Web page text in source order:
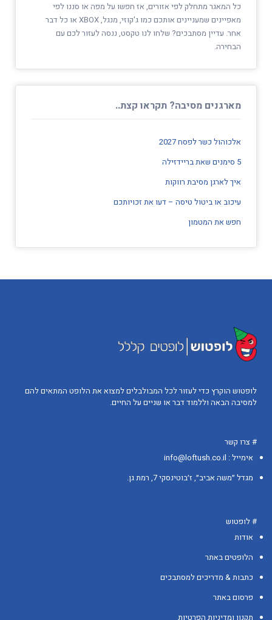
כל המאגר מתחלק לפי אזורים, אז חפשו על מפה או סננו לפי
מאפיינים שמעניינים אותכם כמו ג'קוזי, מנגל, XBOX או כל דבר
אחר. עדיין מסתבכים? שלחו לנו טקסט, ננסה לעזור לכם עם
הבחירה.
מארגנים מסיבה? תקראו קצת..
אלכוהול כשר לפסח 2027
5 סימנים שאת בריידזילה
איך לארגן מסיבת רווקות
עיכוב או ביטול טיסה – דעו את זכויותכם
חפש את המטמון
לופטוש הוקרץ כדי לעזור לכל המבולבלים למצוא את הלופט המתאים להם
למסיבה הבאה וללמוד דבר או שניים על החיים.
# צרו קשר
אימייל : info@loftush.co.il
מגדל ״משה אביב״, ז׳בוטינסקי 7, רמת גן.
# לופטוש
אודות
הלופטים באתר
כתבות & מדריכים למסתבכים
פרסום באתר
תקנון ומדיניות הפרטיות